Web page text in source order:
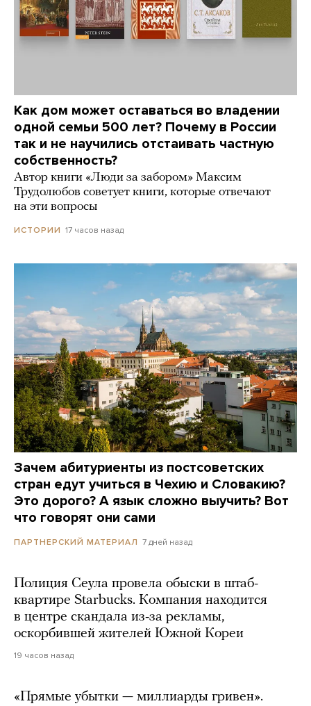
Как дом может оставаться во владении
одной семьи 500 лет? Почему в России
так и не научились отстаивать частную
собственность?
Автор книги «Люди за забором» Максим
Трудолюбов советует книги, которые отвечают
на эти вопросы
ИСТОРИИ 17 часов назад
Зачем абитуриенты из постсоветских
стран едут учиться в Чехию и Словакию?
Это дорого? А язык сложно выучить? Вот
что говорят они сами
ПАРТНЕРСКИЙ МАТЕРИАЛ 7 дней назад
Полиция Сеула провела обыски в штаб-
квартире Starbucks. Компания находится
в центре скандала из-за рекламы,
оскорбившей жителей Южной Кореи
19 часов назад
«Прямые убытки — миллиарды гривен».